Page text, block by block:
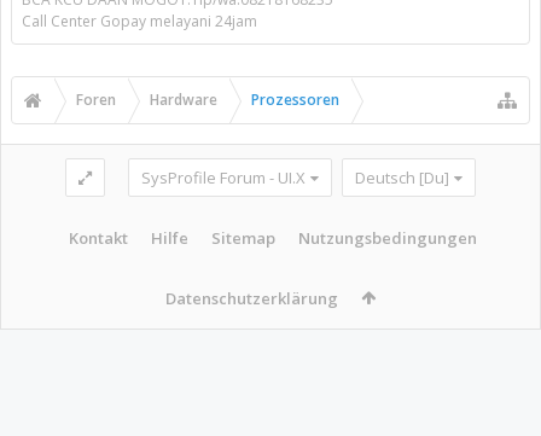
Call Center Gopay melayani 24jam
Foren Hardware Prozessoren
SysProfile Forum - UI.X Deutsch [Du]
Kontakt Hilfe Sitemap Nutzungsbedingungen
Datenschutzerklärung